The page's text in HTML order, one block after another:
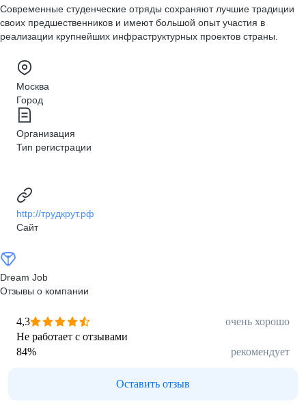
Современные студенческие отряды сохраняют лучшие традиции
своих предшественников и имеют большой опыт участия в
реализации крупнейших инфраструктурных проектов страны.
Москва
Город
Организация
Тип регистрации
http://трудкрут.рф
Сайт
Dream Job
Отзывы о компании
4,3
очень хорошо
Не работает с отзывами
84% рекомендует
Оставить отзыв